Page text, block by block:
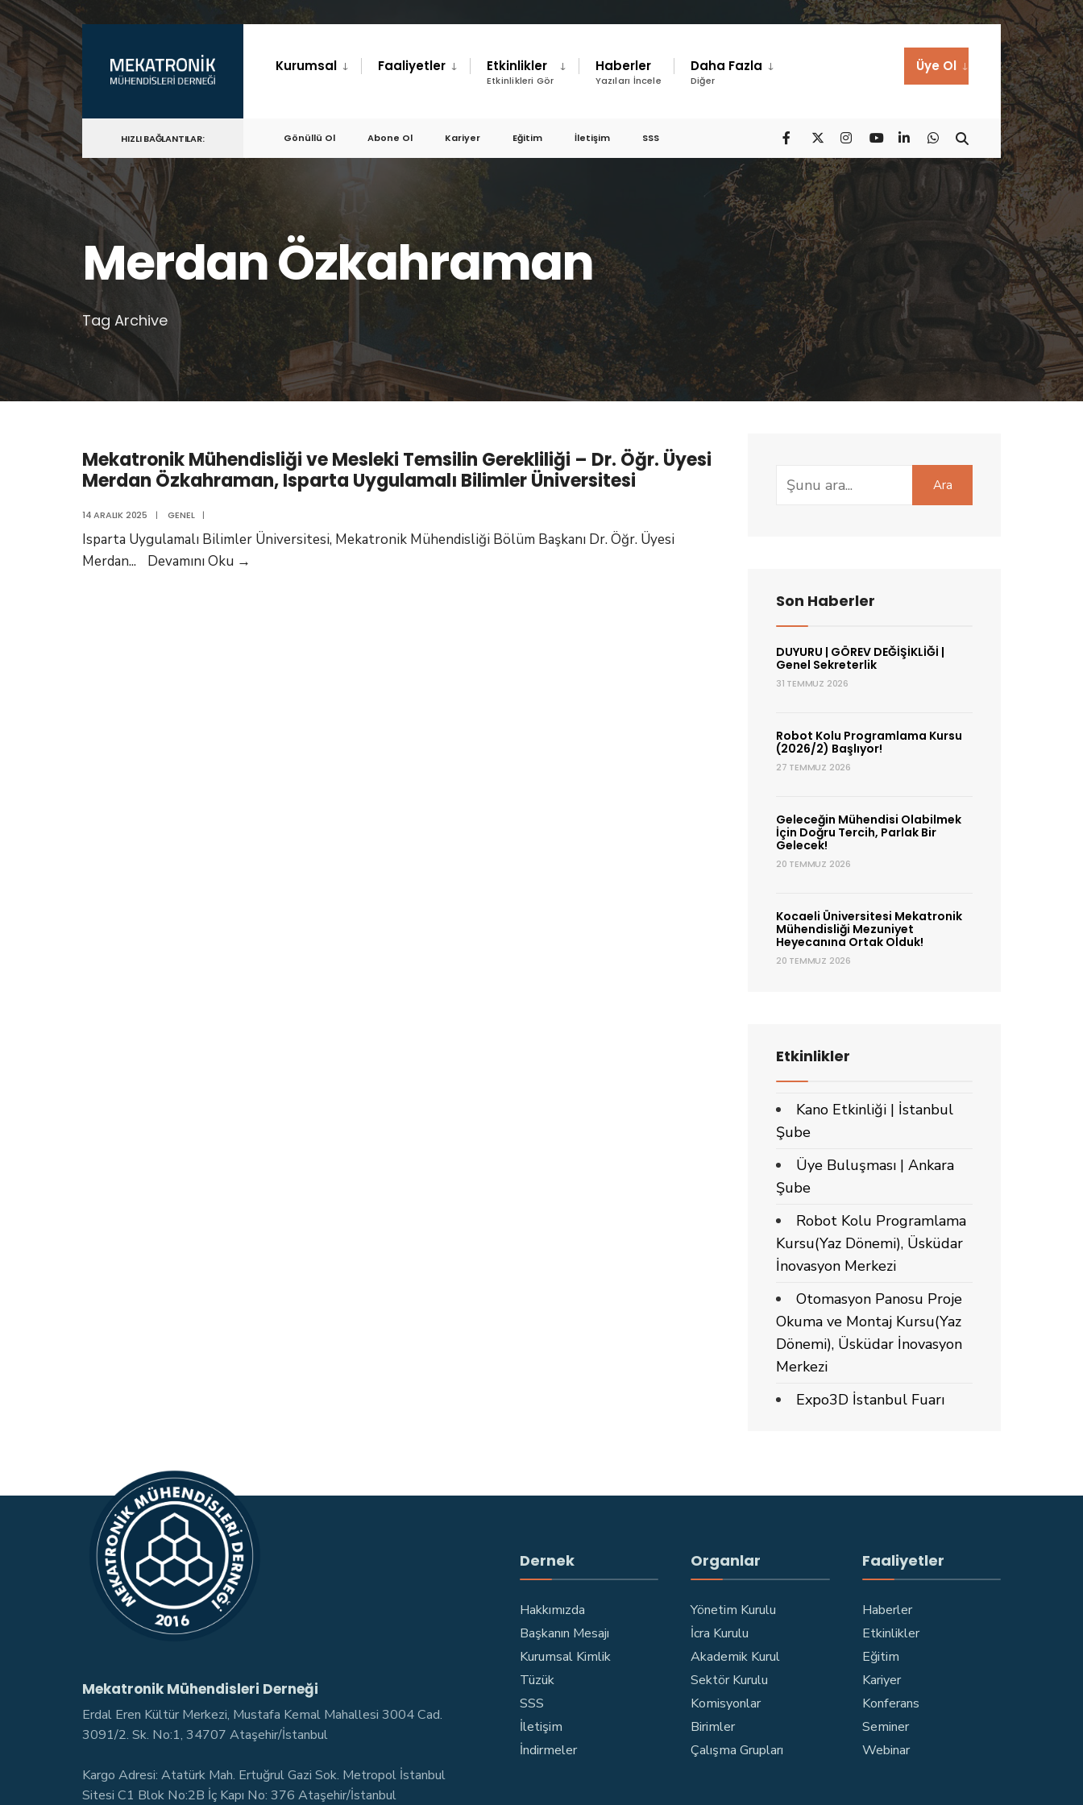
content
Kurumsal Faaliyetler Etkinlikler
Etkinlikleri Gör
Haberler
Yazıları İncele
Daha Fazla
Diğer
Üye Ol
HIZLI BAĞLANTILAR: Gönüllü Ol Abone Ol Kariyer Eğitim İletişim SSS
Merdan Özkahraman
Tag Archive
Mekatronik Mühendisliği ve Mesleki Temsilin Gerekliliği – Dr. Öğr. Üyesi
Merdan Özkahraman, Isparta Uygulamalı Bilimler Üniversitesi
14 ARALIK 2025 | GENEL |
Isparta Uygulamalı Bilimler Üniversitesi, Mekatronik Mühendisliği Bölüm Başkanı Dr. Öğr. Üyesi
Merdan... Devamını Oku →
Search
for:
Ara
Son Haberler
DUYURU | GÖREV DEĞİŞİKLİĞİ |
Genel Sekreterlik
31 TEMMUZ 2026
Robot Kolu Programlama Kursu
(2026/2) Başlıyor!
27 TEMMUZ 2026
Geleceğin Mühendisi Olabilmek
İçin Doğru Tercih, Parlak Bir
Gelecek!
20 TEMMUZ 2026
Kocaeli Üniversitesi Mekatronik
Mühendisliği Mezuniyet
Heyecanına Ortak Olduk!
20 TEMMUZ 2026
Etkinlikler
Kano Etkinliği | İstanbul
Şube
Üye Buluşması | Ankara
Şube
Robot Kolu Programlama
Kursu(Yaz Dönemi), Üsküdar
İnovasyon Merkezi
Otomasyon Panosu Proje
Okuma ve Montaj Kursu(Yaz
Dönemi), Üsküdar İnovasyon
Merkezi
Expo3D İstanbul Fuarı
Mekatronik Mühendisleri Derneği
Erdal Eren Kültür Merkezi, Mustafa Kemal Mahallesi 3004 Cad.
3091/2. Sk. No:1, 34707 Ataşehir/İstanbul
Kargo Adresi: Atatürk Mah. Ertuğrul Gazi Sok. Metropol İstanbul
Sitesi C1 Blok No:2B İç Kapı No: 376 Ataşehir/İstanbul
Dernek
Hakkımızda
Başkanın Mesajı
Kurumsal Kimlik
Tüzük
SSS
İletişim
İndirmeler
Organlar
Yönetim Kurulu
İcra Kurulu
Akademik Kurul
Sektör Kurulu
Komisyonlar
Birimler
Çalışma Grupları
Faaliyetler
Haberler
Etkinlikler
Eğitim
Kariyer
Konferans
Seminer
Webinar